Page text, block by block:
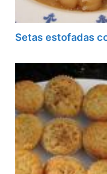
Setas estofadas